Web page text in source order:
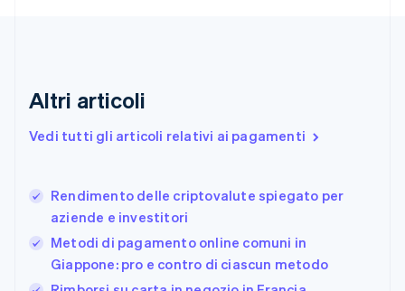
Altri articoli
Vedi tutti gli articoli relativi ai pagamenti
Rendimento delle criptovalute spiegato per
aziende e investitori
Metodi di pagamento online comuni in
Giappone: pro e contro di ciascun metodo
Francia
Germania
日本語English
Gibilterra
Grecia
English
India